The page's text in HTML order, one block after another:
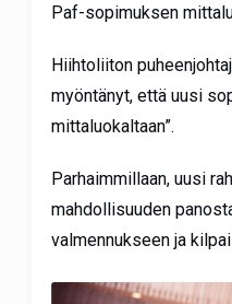
Paf-sopimuksen
Hiihtoliiton
myöntänyt, että uusi
mittaluokaltaan”.
Parhaimmillaan, uusi
mahdollisuuden
valmennukseen ja